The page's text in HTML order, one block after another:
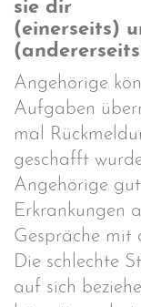
sie dir
(einerseits)
Angehörige
Aufgaben
mal
geschafft
Angehörige
Erkrankungen
Gespräche mit
Die schlechte
auf sich